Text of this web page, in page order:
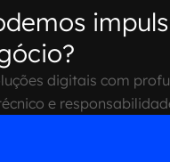
digitais com
e